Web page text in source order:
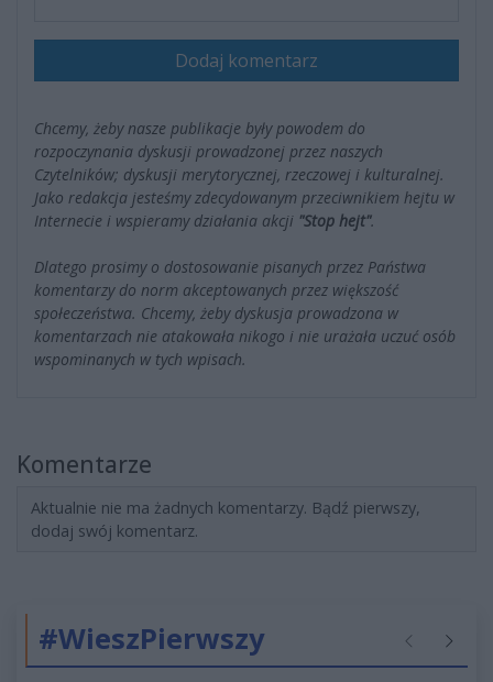
Dodaj komentarz
Chcemy, żeby nasze publikacje były powodem do
rozpoczynania dyskusji prowadzonej przez naszych
Czytelników; dyskusji merytorycznej, rzeczowej i kulturalnej.
Jako redakcja jesteśmy zdecydowanym przeciwnikiem hejtu w
Internecie i wspieramy działania akcji "Stop hejt".
Dlatego prosimy o dostosowanie pisanych przez Państwa
komentarzy do norm akceptowanych przez większość
społeczeństwa. Chcemy, żeby dyskusja prowadzona w
komentarzach nie atakowała nikogo i nie urażała uczuć osób
wspominanych w tych wpisach.
Komentarze
Aktualnie nie ma żadnych komentarzy. Bądź pierwszy,
dodaj swój komentarz.
#WieszPierwszy Poprzednie